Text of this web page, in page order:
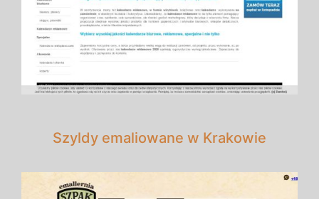
Szyldy emaliowane w Krakowie